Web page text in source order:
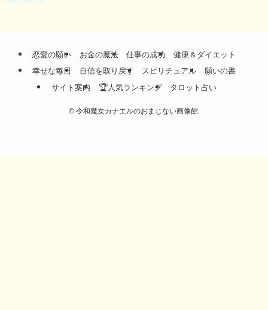
恋愛の願い お金の魔法 仕事の成功
健康＆ダイエット
幸せな毎日
自信を取り戻す スピリチュアル
願いの書
サイト案内
🏆人気ランキング タロット占い
©令和魔女カナエルのおまじない画像館.